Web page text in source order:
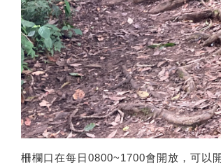
柵欄口在每日0800~1700會開放，可以